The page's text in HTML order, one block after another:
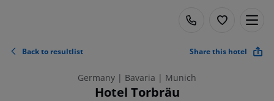
Back to resultlist Share this hotel
Germany | Bavaria | Munich
Hotel Torbräu